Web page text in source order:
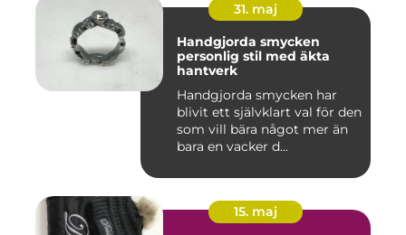
31. maj
Handgjorda smycken
personlig stil med äkta
hantverk
Handgjorda smycken har
blivit ett självklart val för den
som vill bära något mer än
bara en vacker d...
15. maj